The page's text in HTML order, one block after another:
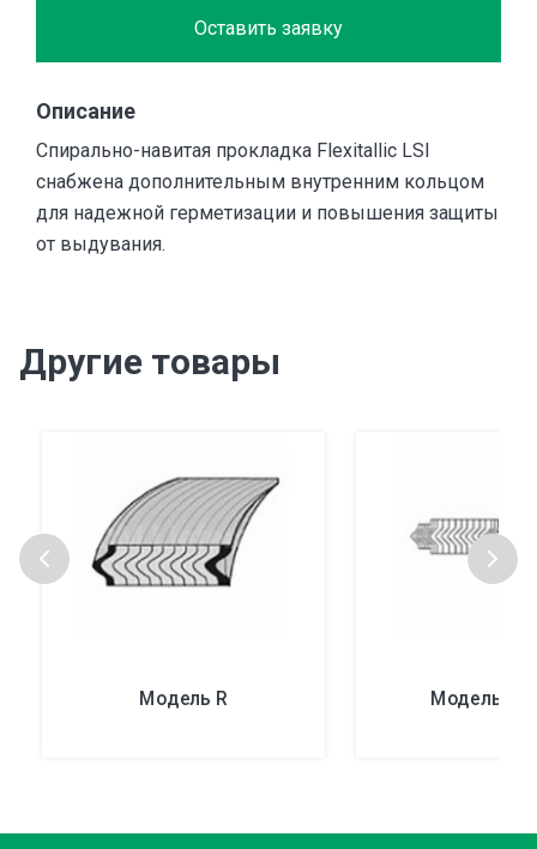
Оставить заявку
Описание
Cпирально-навитая прокладка Flexitallic LSI
снабжена дополнительным внутренним кольцом
для надежной герметизации и повышения защиты
от выдувания.
Другие товары
Модель R Модель HX-